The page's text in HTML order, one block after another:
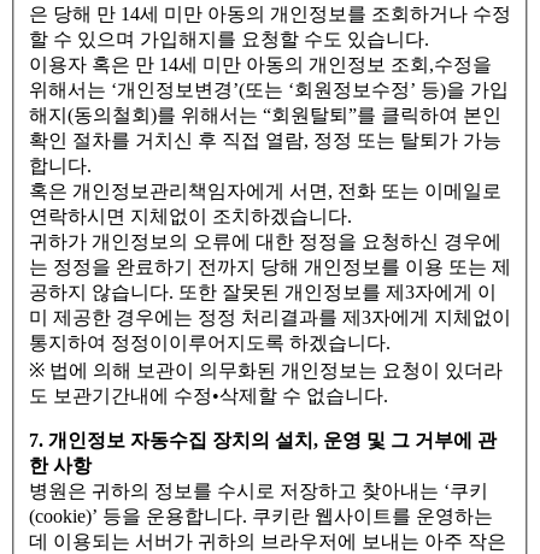
은 당해 만 14세 미만 아동의 개인정보를 조회하거나 수정
할 수 있으며 가입해지를 요청할 수도 있습니다.
이용자 혹은 만 14세 미만 아동의 개인정보 조회,수정을
위해서는 ‘개인정보변경’(또는 ‘회원정보수정’ 등)을 가입
해지(동의철회)를 위해서는 “회원탈퇴”를 클릭하여 본인
확인 절차를 거치신 후 직접 열람, 정정 또는 탈퇴가 가능
합니다.
혹은 개인정보관리책임자에게 서면, 전화 또는 이메일로
연락하시면 지체없이 조치하겠습니다.
귀하가 개인정보의 오류에 대한 정정을 요청하신 경우에
는 정정을 완료하기 전까지 당해 개인정보를 이용 또는 제
공하지 않습니다. 또한 잘못된 개인정보를 제3자에게 이
미 제공한 경우에는 정정 처리결과를 제3자에게 지체없이
통지하여 정정이이루어지도록 하겠습니다.
※ 법에 의해 보관이 의무화된 개인정보는 요청이 있더라
도 보관기간내에 수정•삭제할 수 없습니다.
7. 개인정보 자동수집 장치의 설치, 운영 및 그 거부에 관
한 사항
병원은 귀하의 정보를 수시로 저장하고 찾아내는 ‘쿠키
(cookie)’ 등을 운용합니다. 쿠키란 웹사이트를 운영하는
데 이용되는 서버가 귀하의 브라우저에 보내는 아주 작은